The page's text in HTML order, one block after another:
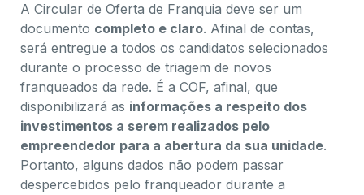
A Circular de Oferta de Franquia deve ser um
documento completo e claro. Afinal de contas,
será entregue a todos os candidatos selecionados
durante o processo de triagem de novos
franqueados da rede. É a COF, afinal, que
disponibilizará as informações a respeito dos
investimentos a serem realizados pelo
empreendedor para a abertura da sua unidade.
Portanto, alguns dados não podem passar
despercebidos pelo franqueador durante a